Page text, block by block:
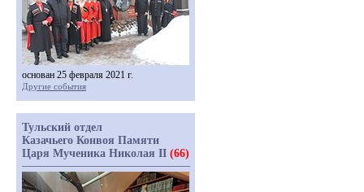
основан 25 февраля 2021 г.
Другие события
Тульский отдел
Казачьего Конвоя Памяти
Царя Мученика Николая II (66)